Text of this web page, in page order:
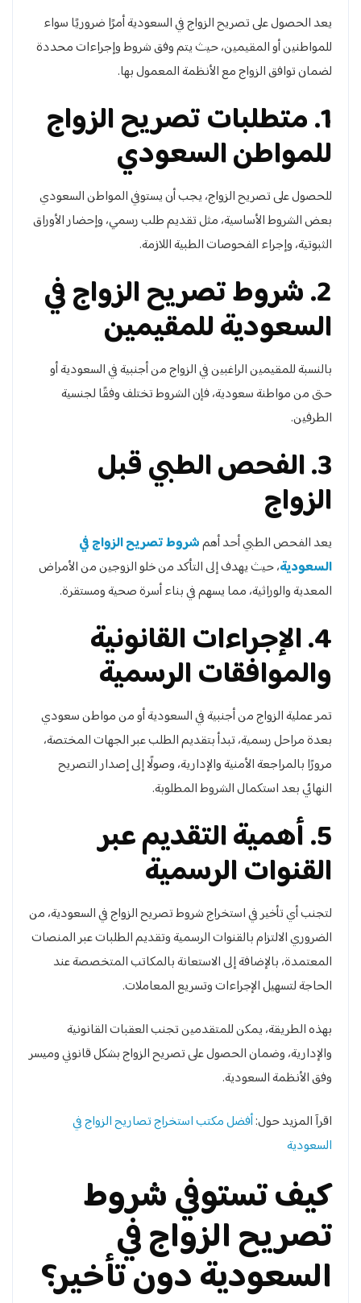
يعد الحصول على تصريح الزواج في السعودية أمرًا ضروريًا سواء
للمواطنين أو المقيمين، حيث يتم وفق شروط وإجراءات محددة
لضمان توافق الزواج مع الأنظمة المعمول بها.
1. متطلبات تصريح الزواج
للمواطن السعودي
للحصول على تصريح الزواج، يجب أن يستوفي المواطن السعودي
بعض الشروط الأساسية، مثل تقديم طلب رسمي، وإحضار الأوراق
الثبوتية، وإجراء الفحوصات الطبية اللازمة.
2. شروط تصريح الزواج في
السعودية للمقيمين
بالنسبة للمقيمين الراغبين في الزواج من أجنبية في السعودية أو
حتى من مواطنة سعودية، فإن الشروط تختلف وفقًا لجنسية
الطرفين.
3. الفحص الطبي قبل
الزواج
يعد الفحص الطبي أحد أهمشروط تصريح الزواج في
السعودية، حيث يهدف إلى التأكد من خلو الزوجين من الأمراض
المعدية والوراثية، مما يسهم في بناء أسرة صحية ومستقرة.
4. الإجراءات القانونية
والموافقات الرسمية
تمر عملية الزواج من أجنبية في السعودية أو من مواطن سعودي
بعدة مراحل رسمية، تبدأ بتقديم الطلب عبر الجهات المختصة،
مرورًا بالمراجعة الأمنية والإدارية، وصولًا إلى إصدار التصريح
النهائي بعد استكمال الشروط المطلوبة.
5. أهمية التقديم عبر
القنوات الرسمية
لتجنب أي تأخير في استخراج شروط تصريح الزواج في السعودية، من
الضروري الالتزام بالقنوات الرسمية وتقديم الطلبات عبر المنصات
المعتمدة، بالإضافة إلى الاستعانة بالمكاتب المتخصصة عند
الحاجة لتسهيل الإجراءات وتسريع المعاملات.
بهذه الطريقة، يمكن للمتقدمين تجنب العقبات القانونية
والإدارية، وضمان الحصول على تصريح الزواج بشكل قانوني وميسر
وفق الأنظمة السعودية.
اقرآ المزيد حول:أفضل مكتب استخراج تصاريح الزواج في
السعودية
كيف تستوفي شروط
تصريح الزواج في
السعودية دون تأخير؟